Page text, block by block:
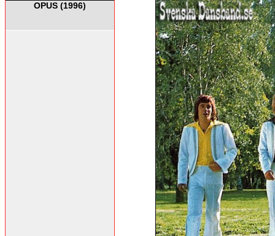
OPUS (1996)